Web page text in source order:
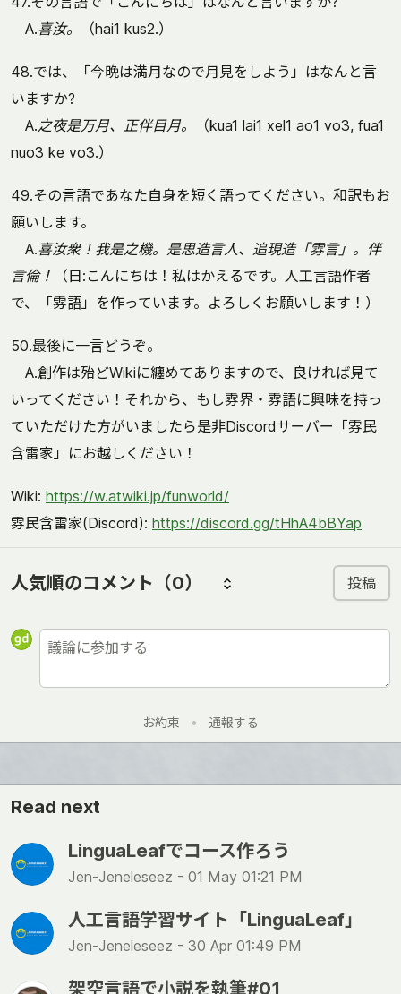
A.喜汝。 （hai1 kus2.）
48.では、「今晩は満月なので月見をしよう」はなんと言
いますか?
A.之夜是万月、正伴目月。
（kua1 lai1 xel1 ao1 vo3, fua1
nuo3 ke vo3.）
49.その言語であなた自身を短く語ってください。和訳もお
願いします。
A.喜汝衆！我是之機。是思造言人、追現造「雰言」。伴
言倫！
（日:こんにちは！私はかえるです。人工言語作者
で、「雰語」を作っています。よろしくお願いします！）
50.最後に一言どうぞ。
A.創作は殆どWikiに纏めてありますので、良ければ見て
いってください！それから、もし雰界・雰語に興味を持っ
ていただけた方がいましたら是非Discordサーバー「雰民
含雷家」にお越しください！
Wiki: https://w.atwiki.jp/funworld/
雰民含雷家(Discord): https://discord.gg/tHhA4bBYap
人気順のコメント （0） 投稿
お約束 • 通報する
Read next
LinguaLeafでコース作ろう
Jen-Jeneleseez - 01 May 01:21 PM
人工言語学習サイト「LinguaLeaf」
Jen-Jeneleseez - 30 Apr 01:49 PM
架空言語で小説を執筆#01